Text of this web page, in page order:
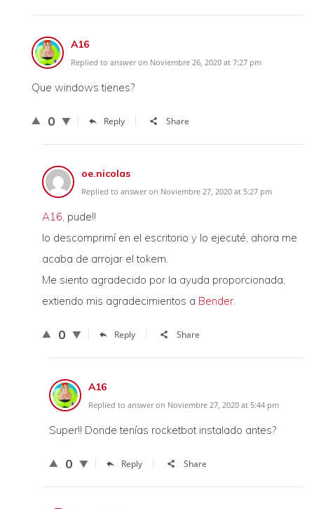
A16
Replied to answer on Noviembre 26, 2020 at 7:27 pm
Que windows tienes?
0 Reply Share
oe.nicolas
Replied to answer on Noviembre 27, 2020 at 5:27 pm
A16, pude!!
lo descomprimí en el escritorio y lo ejecuté, ahora me
acaba de arrojar el tokem.
Me siento agradecido por la ayuda proporcionada,
extiendo mis agradecimientos a Bender.
0 Reply Share
A16
Replied to answer on Noviembre 27, 2020 at 5:44 pm
Super!! Donde tenías rocketbot instalado antes?
0 Reply Share